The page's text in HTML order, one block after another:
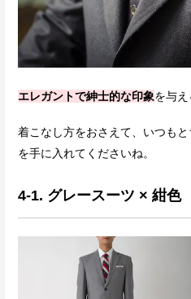
エレガントで紳士的な印象を与え
着こなし方をおさえて、いつも
を手に入れてくださいね。
4-1. グレースーツ × 紺色